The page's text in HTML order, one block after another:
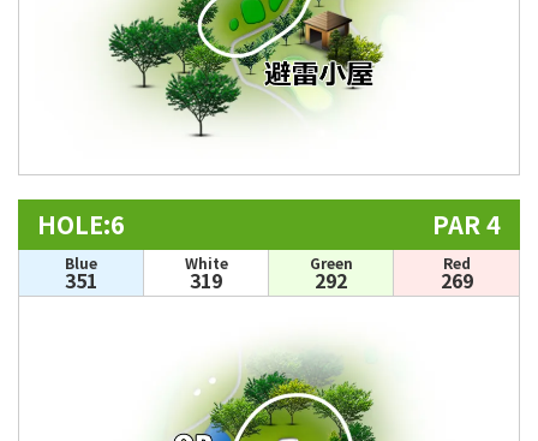
HOLE:6 PAR 4
Blue
351
White
319
Green
292
Red
269